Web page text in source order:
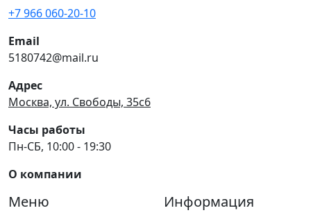
+7 966 060-20-10
Email
5180742@mail.ru
Адрес
Москва, ул. Свободы, 35с6
Часы работы
Пн-СБ, 10:00 - 19:30
О компании
Меню Информация